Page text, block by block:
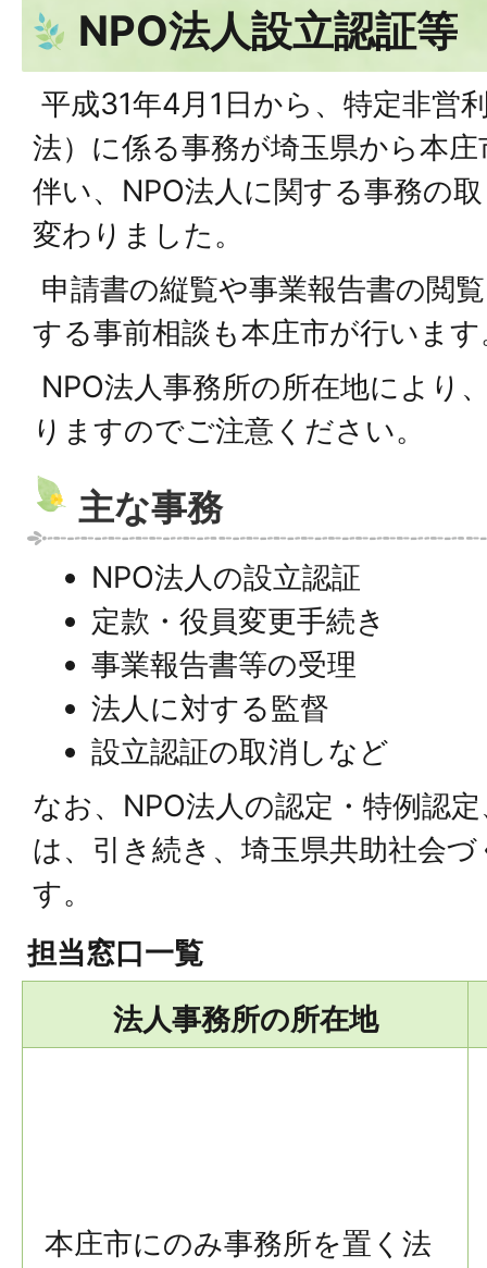
NPO法人設立認証等
平成31年4月1日から、特定非営
法）に係る事務が埼玉県から本
伴い、NPO法人に関する事務の
変わりました。
申請書の縦覧や事業報告書の閲
する事前相談も本庄市が行います
NPO法人事務所の所在地により
りますのでご注意ください。
主な事務
NPO法人の設立認証
定款・役員変更手続き
事業報告書等の受理
法人に対する監督
設立認証の取消しなど
なお、NPO法人の認定・特例認
は、引き続き、埼玉県共助社会
す。
担当窓口一覧
法人事務所の所在地
本庄市にのみ事務所を置く法